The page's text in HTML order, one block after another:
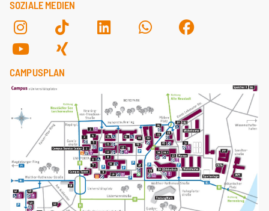
SOZIALE MEDIEN
CAMPUSPLAN